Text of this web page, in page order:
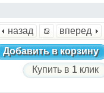
назад вперед
Добавить в корзину
Купить в 1 клик